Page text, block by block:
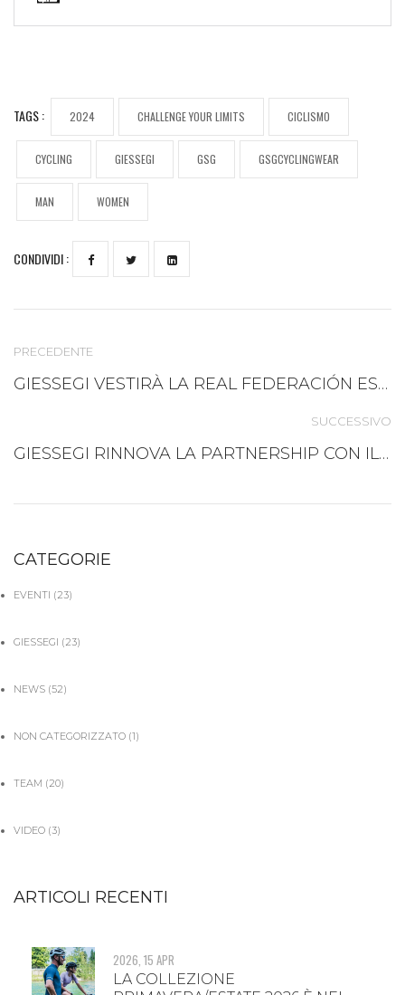
CATEGORIE
EVENTI (23)
GIESSEGI (23)
NEWS (52)
NON CATEGORIZZATO (1)
TEAM (20)
VIDEO (3)
ARTICOLI RECENTI
2026, 15 APR
LA COLLEZIONE
TAGS : 2024 CHALLENGE YOUR LIMITS CICLISMO
CYCLING GIESSEGI GSG GSGCYCLINGWEAR
MAN WOMEN
CONDIVIDI :
PRECEDENTE
GIESSEGI VESTIRÀ LA REAL FEDERACIÓN ESPAÑOLA DEPORTES DE INVIERNO
SUCCESSIVO
GIESSEGI RINNOVA LA PARTNERSHIP CON IL TEAM A.S.D. WOMEN CYCLING PROJECT